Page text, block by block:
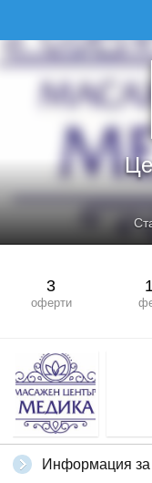
3
оферти
Информация за